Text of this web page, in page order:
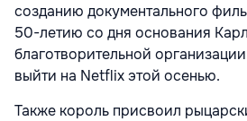
созданию документального
50-летию со дня основания
благотворительной
выйти на Netflix этой осенью.
Также король присвоил